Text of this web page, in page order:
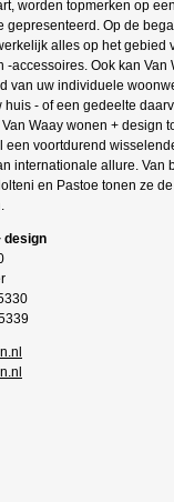
worden topmerken op
gepresenteerd. Op de
alles op het gebied
-accessoires. Ook kan Van
van uw individuele
huis - of een gedeelte
Waay wonen + design
een voortdurend
internationale allure. Van
en Pastoe tonen ze
design